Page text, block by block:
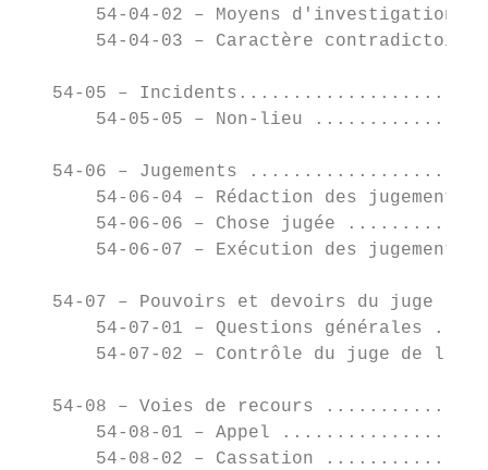
54-04-02 – Moyens d'investigation
54-04-03 – Caractère
54-05 –
54-05-05 – Non-lieu
54-06 – Jugements
54-06-04 – Rédaction des jugements
54-06-06 – Chose jugée
54-06-07 – Exécution des jugements
54-07 – Pouvoirs et devoirs du juge
54-07-01 – Questions générales
54-07-02 – Contrôle du juge de
54-08 – Voies de recours
54-08-01 – Appel
54-08-02 – Cassation